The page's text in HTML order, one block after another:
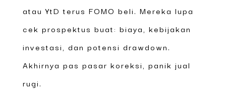
atau YtD terus FOMO beli. Mereka lupa
cek prospektus buat: biaya, kebijakan
investasi, dan potensi drawdown.
Akhirnya pas pasar koreksi, panik jual
rugi.